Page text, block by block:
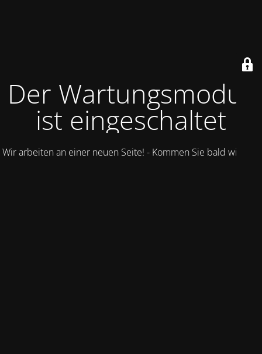
Der Wartungsmodus
ist eingeschaltet
Wir arbeiten an einer neuen Seite! - Kommen Sie bald wieder.